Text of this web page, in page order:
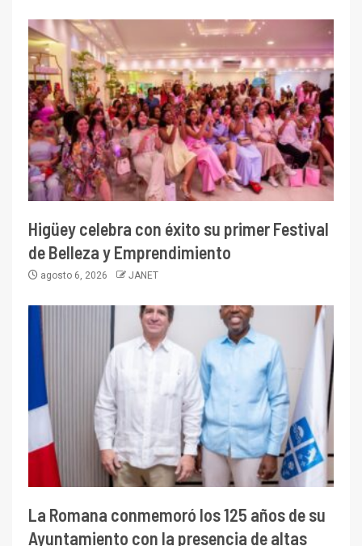
Higüey celebra con éxito su primer Festival
de Belleza y Emprendimiento
agosto 6, 2026 JANET
La Romana conmemoró los 125 años de su
Ayuntamiento con la presencia de altas